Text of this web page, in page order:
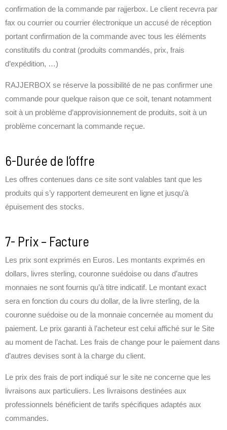
confirmation de la commande par rajjerbox. Le client recevra par
fax ou courrier ou courrier électronique un accusé de réception
portant confirmation de la commande avec tous les éléments
constitutifs du contrat (produits commandés, prix, frais
d’expédition, …)
RAJJERBOX se réserve la possibilité de ne pas confirmer une
commande pour quelque raison que ce soit, tenant notamment
soit à un problème d’approvisionnement de produits, soit à un
problème concernant la commande reçue.
6-Durée de l’offre
Les offres contenues dans ce site sont valables tant que les
produits qui s’y rapportent demeurent en ligne et jusqu’à
épuisement des stocks.
7- Prix – Facture
Les prix sont exprimés en Euros. Les montants exprimés en
dollars, livres sterling, couronne suédoise ou dans d’autres
monnaies ne sont fournis qu’à titre indicatif. Le montant exact
sera en fonction du cours du dollar, de la livre sterling, de la
couronne suédoise ou de la monnaie concernée au moment du
paiement. Le prix garanti à l’acheteur est celui affiché sur le Site
au moment de l’achat. Les frais de change pour le paiement dans
d’autres devises sont à la charge du client.
Le prix des frais de port indiqué sur le site ne concerne que les
livraisons aux particuliers. Les livraisons destinées aux
professionnels bénéficient de tarifs spécifiques adaptés aux
commandes.